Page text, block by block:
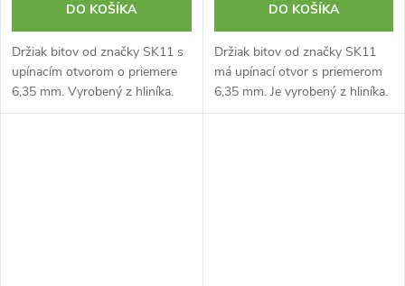
DO KOŠÍKA
Držiak bitov od značky SK11 s
upínacím otvorom o priemere
6,35 mm. Vyrobený z hliníka.
DO KOŠÍKA
Držiak bitov od značky SK11
má upínací otvor s priemerom
6,35 mm. Je vyrobený z hliníka.